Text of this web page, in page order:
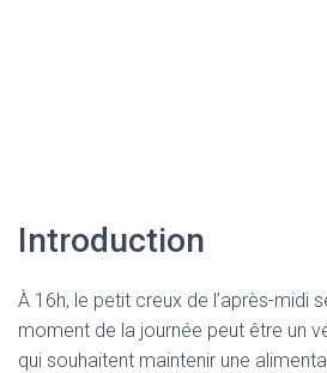
Introduction
À 16h, le petit creux de l’après-midi
moment de la journée peut être un
qui souhaitent maintenir une